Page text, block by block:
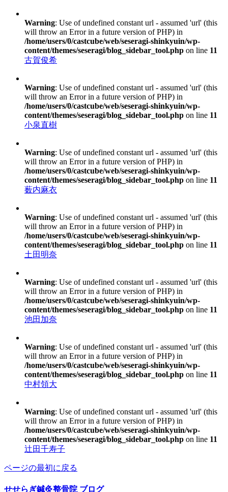
Warning: Use of undefined constant url - assumed 'url' (this
will throw an Error in a future version of PHP) in
/home/users/0/castcube/web/seseragi-shinkyuin/wp-
content/themes/seseragi/blog_sidebar_tool.php on line 11
古賀俊希
Warning: Use of undefined constant url - assumed 'url' (this
will throw an Error in a future version of PHP) in
/home/users/0/castcube/web/seseragi-shinkyuin/wp-
content/themes/seseragi/blog_sidebar_tool.php on line 11
小泉直樹
Warning: Use of undefined constant url - assumed 'url' (this
will throw an Error in a future version of PHP) in
/home/users/0/castcube/web/seseragi-shinkyuin/wp-
content/themes/seseragi/blog_sidebar_tool.php on line 11
薮内麻衣
Warning: Use of undefined constant url - assumed 'url' (this
will throw an Error in a future version of PHP) in
/home/users/0/castcube/web/seseragi-shinkyuin/wp-
content/themes/seseragi/blog_sidebar_tool.php on line 11
土田明奈
Warning: Use of undefined constant url - assumed 'url' (this
will throw an Error in a future version of PHP) in
/home/users/0/castcube/web/seseragi-shinkyuin/wp-
content/themes/seseragi/blog_sidebar_tool.php on line 11
池田加奈
Warning: Use of undefined constant url - assumed 'url' (this
will throw an Error in a future version of PHP) in
/home/users/0/castcube/web/seseragi-shinkyuin/wp-
content/themes/seseragi/blog_sidebar_tool.php on line 11
中村領大
Warning: Use of undefined constant url - assumed 'url' (this
will throw an Error in a future version of PHP) in
/home/users/0/castcube/web/seseragi-shinkyuin/wp-
content/themes/seseragi/blog_sidebar_tool.php on line 11
辻田千寿子
ページの最初に戻る
せせらぎ鍼灸整骨院 ブログ